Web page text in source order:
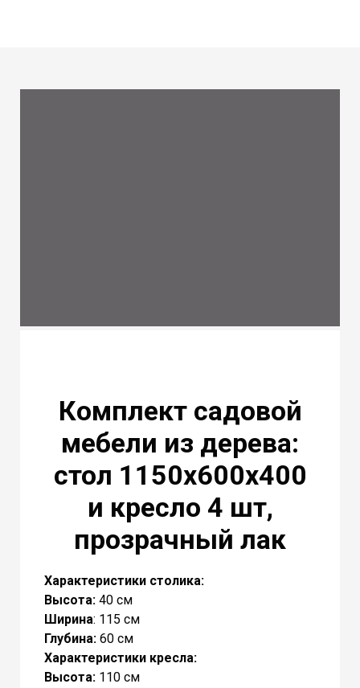
Комплект садовой
мебели из дерева:
стол 1150х600х400
и кресло 4 шт,
прозрачный лак
Характеристики столика:
Высота: 40 см
Ширина: 115 см
Глубина: 60 см
Характеристики кресла:
Высота: 110 см